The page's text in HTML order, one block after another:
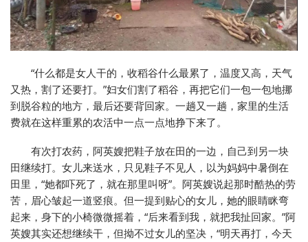
“什么都是女人干的，收稻谷什么最累了，温度又高，天气
又热，割了还要打。”妇女们割了稻谷，再把它们一包一包地挪
到脱谷粒的地方，最后还要背回家。一趟又一趟，家里的生活
费就在这样重累的农活中一点一点地挣下来了。
有次打农药，阿英嫂把鞋子放在田的一边，自己到另一块
田继续打。女儿来送水，只见鞋子不见人，以为妈妈中暑倒在
田里，“她都吓死了，就在那里叫呀”。阿英嫂说起那时酷热的劳
苦，眉心皱起一道竖痕。但一提到贴心的女儿，她的眼睛眯弯
起来，身下的小椅微微摇着，“后来看到我，就把我扯回家。”阿
英嫂其实还想继续干，但拗不过女儿的坚决，“明天再打，今天